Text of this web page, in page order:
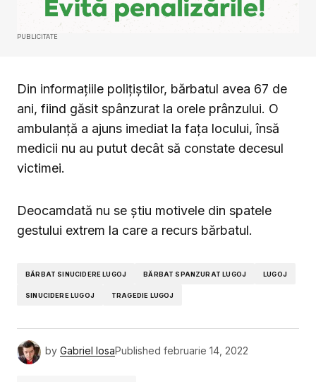
PUBLICITATE
Din informațiile polițiștilor, bărbatul avea 67 de
ani, fiind găsit spânzurat la orele prânzului. O
ambulanță a ajuns imediat la fața locului, însă
medicii nu au putut decât să constate decesul
victimei.
Deocamdată nu se știu motivele din spatele
gestului extrem la care a recurs bărbatul.
BĂRBAT SINUCIDERE LUGOJ BĂRBAT SPANZURAT LUGOJ LUGOJ
SINUCIDERE LUGOJ TRAGEDIE LUGOJ
by Gabriel IosaPublished februarie 14, 2022